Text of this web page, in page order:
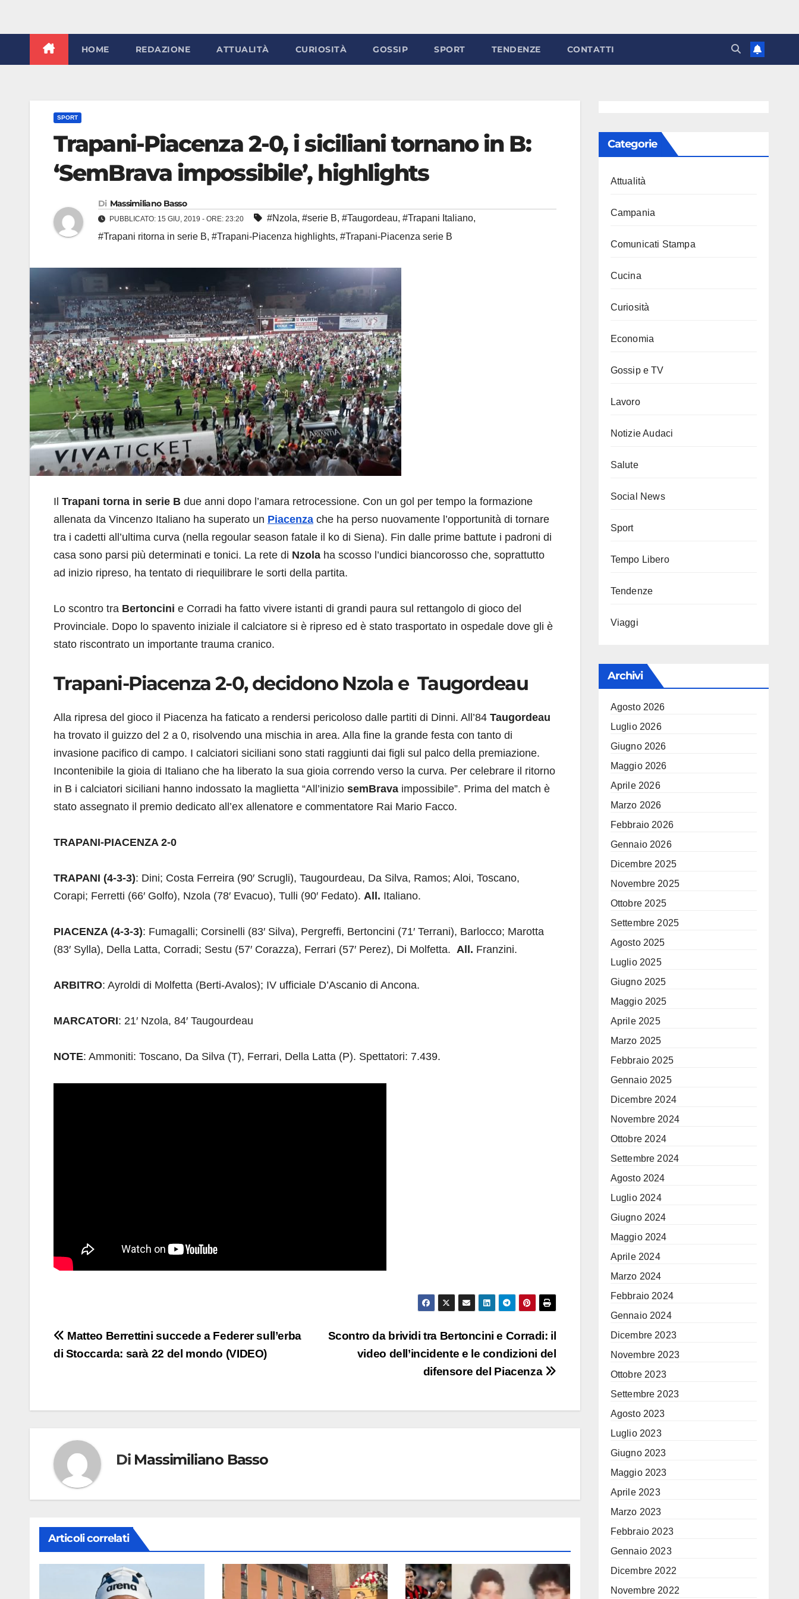
HOME REDAZIONE ATTUALITÀ CURIOSITÀ GOSSIP SPORT TENDENZE CONTATTI
SPORT
Trapani-Piacenza 2-0, i siciliani tornano in B:
‘SemBrava impossibile’, highlights
Di Massimiliano Basso
PUBBLICATO: 15 GIU, 2019 - ORE: 23:20 #Nzola, #serie B, #Taugordeau, #Trapani Italiano,
#Trapani ritorna in serie B, #Trapani-Piacenza highlights, #Trapani-Piacenza serie B
Il Trapani torna in serie B due anni dopo l’amara retrocessione. Con un gol per tempo la formazione
allenata da Vincenzo Italiano ha superato un Piacenza che ha perso nuovamente l’opportunità di tornare
tra i cadetti all’ultima curva (nella regoular season fatale il ko di Siena). Fin dalle prime battute i padroni di
casa sono parsi più determinati e tonici. La rete di Nzola ha scosso l’undici biancorosso che, soprattutto
ad inizio ripreso, ha tentato di riequilibrare le sorti della partita.
Lo scontro tra Bertoncini e Corradi ha fatto vivere istanti di grandi paura sul rettangolo di gioco del
Provinciale. Dopo lo spavento iniziale il calciatore si è ripreso ed è stato trasportato in ospedale dove gli è
stato riscontrato un importante trauma cranico.
Trapani-Piacenza 2-0, decidono Nzola e Taugordeau
Alla ripresa del gioco il Piacenza ha faticato a rendersi pericoloso dalle partiti di Dinni. All’84 Taugordeau
ha trovato il guizzo del 2 a 0, risolvendo una mischia in area. Alla fine la grande festa con tanto di
invasione pacifico di campo. I calciatori siciliani sono stati raggiunti dai figli sul palco della premiazione.
Incontenibile la gioia di Italiano che ha liberato la sua gioia correndo verso la curva. Per celebrare il ritorno
in B i calciatori siciliani hanno indossato la maglietta “All’inizio semBrava impossibile”. Prima del match è
stato assegnato il premio dedicato all’ex allenatore e commentatore Rai Mario Facco.
TRAPANI-PIACENZA 2-0
TRAPANI (4-3-3): Dini; Costa Ferreira (90′ Scrugli), Taugourdeau, Da Silva, Ramos; Aloi, Toscano,
Corapi; Ferretti (66′ Golfo), Nzola (78′ Evacuo), Tulli (90′ Fedato). All. Italiano.
PIACENZA (4-3-3): Fumagalli; Corsinelli (83′ Silva), Pergreffi, Bertoncini (71′ Terrani), Barlocco; Marotta
(83′ Sylla), Della Latta, Corradi; Sestu (57′ Corazza), Ferrari (57′ Perez), Di Molfetta. All. Franzini.
ARBITRO: Ayroldi di Molfetta (Berti-Avalos); IV ufficiale D’Ascanio di Ancona.
MARCATORI: 21′ Nzola, 84′ Taugourdeau
NOTE: Ammoniti: Toscano, Da Silva (T), Ferrari, Della Latta (P). Spettatori: 7.439.
Navigazione
articoli
Scontro da brividi tra Bertoncini e Corradi: il
video dell’incidente e le condizioni del
difensore del Piacenza
Matteo Berrettini succede a Federer sull’erba
di Stoccarda: sarà 22 del mondo (VIDEO)
Di Massimiliano Basso
Articoli correlati
Categorie
Attualità
Campania
Comunicati Stampa
Cucina
Curiosità
Economia
Gossip e TV
Lavoro
Notizie Audaci
Salute
Social News
Sport
Tempo Libero
Tendenze
Viaggi
Archivi
Agosto 2026
Luglio 2026
Giugno 2026
Maggio 2026
Aprile 2026
Marzo 2026
Febbraio 2026
Gennaio 2026
Dicembre 2025
Novembre 2025
Ottobre 2025
Settembre 2025
Agosto 2025
Luglio 2025
Giugno 2025
Maggio 2025
Aprile 2025
Marzo 2025
Febbraio 2025
Gennaio 2025
Dicembre 2024
Novembre 2024
Ottobre 2024
Settembre 2024
Agosto 2024
Luglio 2024
Giugno 2024
Maggio 2024
Aprile 2024
Marzo 2024
Febbraio 2024
Gennaio 2024
Dicembre 2023
Novembre 2023
Ottobre 2023
Settembre 2023
Agosto 2023
Luglio 2023
Giugno 2023
Maggio 2023
Aprile 2023
Marzo 2023
Febbraio 2023
Gennaio 2023
Dicembre 2022
Novembre 2022